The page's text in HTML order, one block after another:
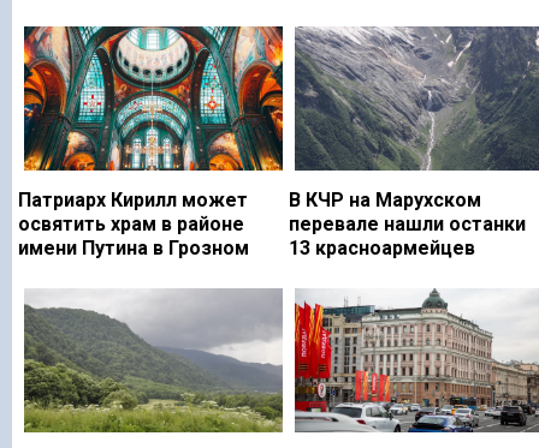
Патриарх Кирилл может
освятить храм в районе
имени Путина в Грозном
В КЧР на Марухском
перевале нашли останки
13 красноармейцев